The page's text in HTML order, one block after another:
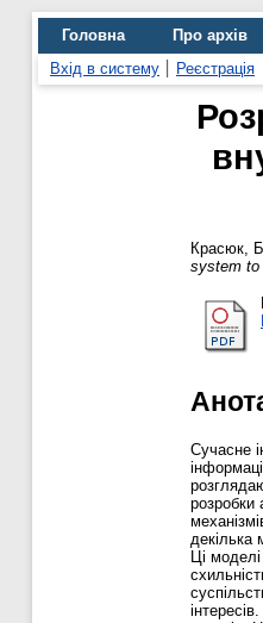
Головна Про архів
Вхід в систему
Реєстрація
Красюк,
system to
Сучасне
розробки
декілька
Ці